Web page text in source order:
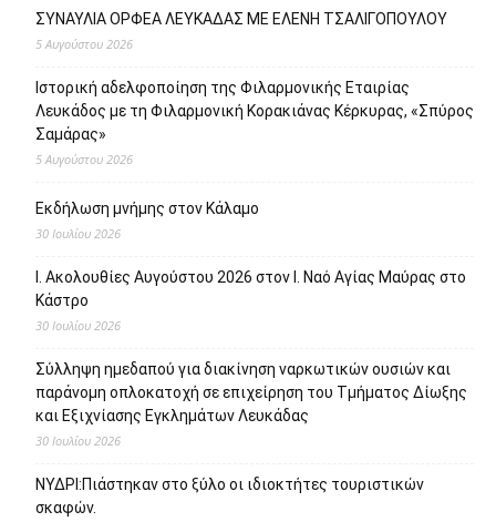
ΣΥΝΑΥΛΙΑ ΟΡΦΕΑ ΛΕΥΚΑΔΑΣ ΜΕ ΕΛΕΝΗ ΤΣΑΛΙΓΟΠΟΥΛΟΥ
5 Αυγούστου 2026
Ιστορική αδελφοποίηση της Φιλαρμονικής Εταιρίας
Λευκάδος με τη Φιλαρμονική Κορακιάνας Κέρκυρας, «Σπύρος
Σαμάρας»
5 Αυγούστου 2026
Εκδήλωση μνήμης στον Κάλαμο
30 Ιουλίου 2026
Ι. Ακολουθίες Αυγούστου 2026 στον Ι. Ναό Αγίας Μαύρας στο
Κάστρο
30 Ιουλίου 2026
Σύλληψη ημεδαπού για διακίνηση ναρκωτικών ουσιών και
παράνομη οπλοκατοχή σε επιχείρηση του Τμήματος Δίωξης
και Εξιχνίασης Εγκλημάτων Λευκάδας
30 Ιουλίου 2026
ΝΥΔΡΙ:Πιάστηκαν στο ξύλο οι ιδιοκτήτες τουριστικών
σκαφών.